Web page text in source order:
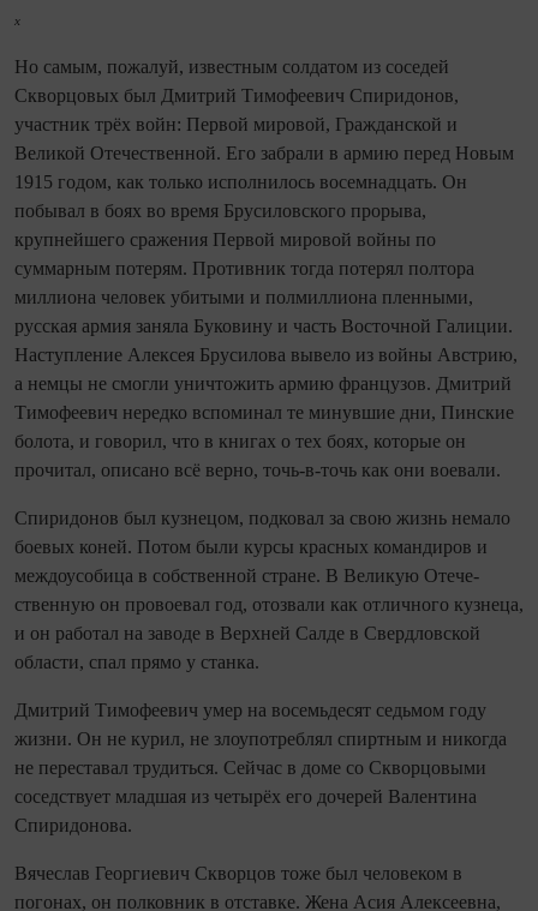
х
Но самым, пожалуй, известным солдатом из соседей
Скворцовых был Дмитрий Тимофеевич Спиридонов,
участник трёх войн: Первой мировой, Гражданской и
Великой Оте­че­ственной. Его забрали в армию перед Новым
1915 годом, как только исполнилось восемна­дцать. Он
побывал в боях во время Брусиловского прорыва,
крупнейшего сражения Первой мировой вой­ны по
суммарным потерям. Противник то­гда потерял полтора
миллиона человек убитыми и полмиллиона пленными,
русская армия заняла Буковину и часть Восточной Галиции.
Наступление Алексея Брусилова вывело из вой­ны Австрию,
а немцы не смогли уничтожить армию французов. Дмитрий
Тимофеевич нередко вспоминал те минувшие дни, Пинские
болота, и говорил, что в книгах о тех боях, которые он
прочитал, описано всё верно, точь‑в‑точь как они воевали.
Спиридонов был кузнецом, подковал за свою жизнь немало
боевых коней. Потом были курсы красных командиров и
междоусобица в собственной стране. В Великую Оте­че­
ственную он провоевал год, отозвали как отличного кузнеца,
и он работал на заводе в Верхней Салде в Свердловской
области, спал прямо у станка.
Дмитрий Тимофеевич умер на восемьдесят седьмом году
жизни. Он не курил, не злоупо­треб­лял спиртным и нико­гда
не переставал трудиться. Сейчас в доме со Скворцовыми
соседствует младшая из четырёх его дочерей Валентина
Спиридонова.
Вячеслав Георгиевич Скворцов тоже был человеком в
погонах, он полковник в отставке. Жена Асия Алексеевна,